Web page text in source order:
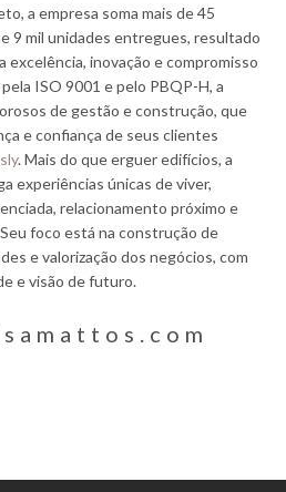
a empresa soma mais de 45
9 mil unidades entregues, resultado
excelência, inovação e compromisso
ISO 9001 e pelo PBQP-H, a
de gestão e construção, que
e confiança de seus clientes
. Mais do que erguer edifícios, a
experiências únicas de viver,
relacionamento próximo e
foco está na construção de
e valorização dos negócios, com
e visão de futuro.